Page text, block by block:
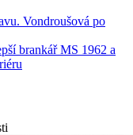
Vondroušová po
brankář MS 1962 a